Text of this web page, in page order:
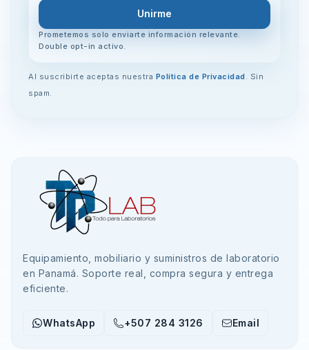
Unirme
Prometemos solo enviarte información relevante.
Double opt-in activo.
Al suscribirte aceptas nuestra Política de Privacidad . Sin
spam.
Equipamiento, mobiliario y suministros de laboratorio
en Panamá. Soporte real, compra segura y entrega
eficiente.
WhatsApp +507 284 3126 Email